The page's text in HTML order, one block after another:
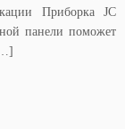
Приборка JC
панели поможет